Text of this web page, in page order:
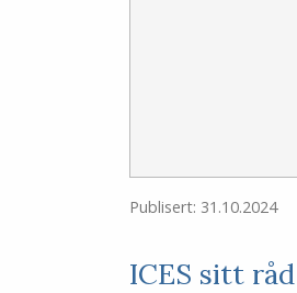
Publisert: 31.10.2024
ICES sitt råd